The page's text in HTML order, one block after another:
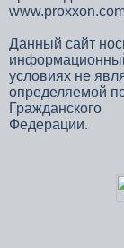
Данный сайт
условиях не
определяемой
Федерации.